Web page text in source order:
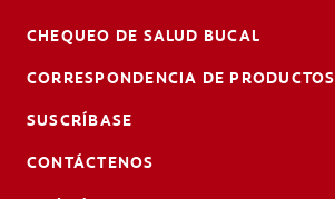
CHEQUEO DE SALUD BUCAL
CORRESPONDENCIA DE PRODUCTOS
SUSCRÍBASE
CONTÁCTENOS